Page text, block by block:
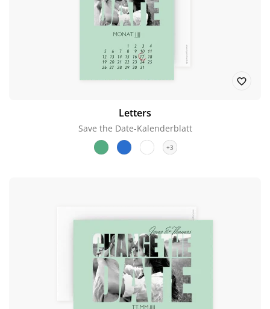
Letters
Save the Date-Kalenderblatt
+3